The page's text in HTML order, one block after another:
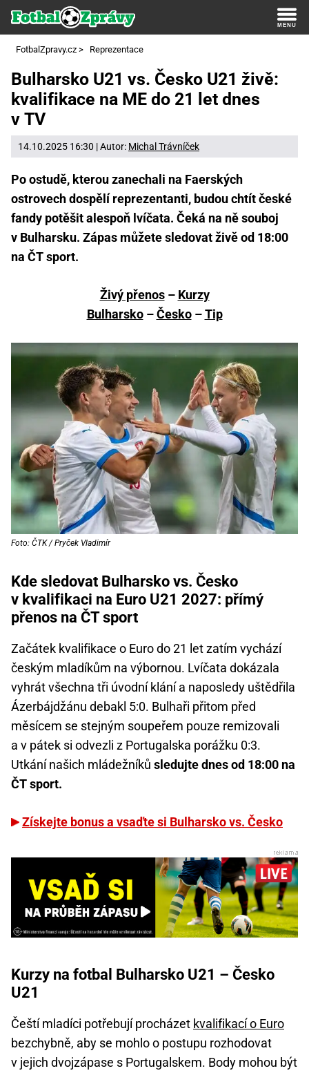
FotbalZpravy.cz > Reprezentace
Bulharsko U21 vs. Česko U21 živě:
kvalifikace na ME do 21 let dnes
v TV
14.10.2025 16:30 | Autor: Michal Trávníček
Po ostudě, kterou zanechali na Faerských
ostrovech dospělí reprezentanti, budou chtít české
fandy potěšit alespoň lvíčata. Čeká na ně souboj
v Bulharsku. Zápas můžete sledovat živě od 18:00
na ČT sport.
Živý přenos– Kurzy
Bulharsko–Česko–Tip
Foto: ČTK / Pryček Vladimír
Kde sledovat Bulharsko vs. Česko
v kvalifikaci na Euro U21 2027: přímý
přenos na ČT sport
Začátek kvalifikace o Euro do 21 let zatím vychází
českým mladíkům na výbornou. Lvíčata dokázala
vyhrát všechna tři úvodní klání a naposledy uštědřila
Ázerbájdžánu debakl 5:0. Bulhaři přitom před
měsícem se stejným soupeřem pouze remizovali
a v pátek si odvezli z Portugalska porážku 0:3.
Utkání našich mládežníků sledujte dnes od 18:00 na
ČT sport.
Získejte bonus a vsaďte si Bulharsko vs. Česko
Kurzy na fotbal Bulharsko U21 – Česko
U21
Čeští mladíci potřebují procházet kvalifikací o Euro
bezchybně, aby se mohlo o postupu rozhodovat
v jejich dvojzápase s Portugalskem. Body mohou být